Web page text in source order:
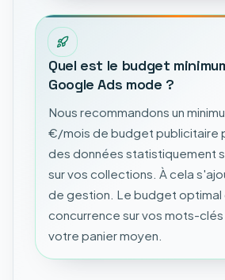
Quel est le budget
Google Ads mode ?
Nous recommandons un
€/mois de budget publicitaire
des données statistiquement
sur vos collections. À cela
de gestion. Le budget optimal
concurrence sur vos mots-
votre panier moyen.